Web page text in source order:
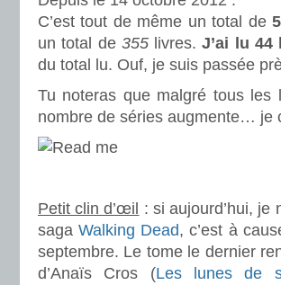
C’est tout de même un total de
un total de 355livres. J’ai lu 44
du total lu. Ouf, je suis passée
Tu noteras que malgré tous
nombre de séries augmente… je
Petit clin d’œil : si aujourd’hui,
sagaWalking Dead, c’est à
septembre. Le tome le dernier
d’Anaïs Cros (Les lunes de